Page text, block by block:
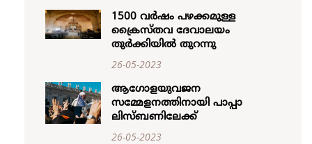
1500 വര്‍ഷം പഴക്കമുള്ള
ക്രൈസ്തവ ദേവാലയം
തുര്‍ക്കിയില്‍ തുറന്നു
26-05-2023
ആഗോളയുവജന
സമ്മേളനത്തിനായി പാപ്പാ
ലിസ്ബണിലേക്ക്
26-05-2023